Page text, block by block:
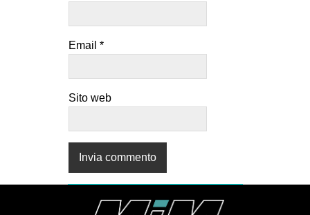
Email *
Sito web